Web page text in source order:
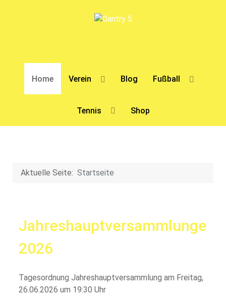
Home Verein Blog Fußball
Tennis Shop
Aktuelle Seite: Startseite
Jahreshauptversammlungen
2026
Tagesordnung Jahreshauptversammlung am Freitag,
26.06.2026 um 19:30 Uhr